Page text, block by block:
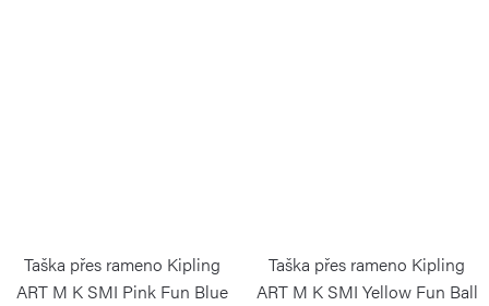
Taška přes rameno Kipling
ART M K SMI Pink Fun Blue
Taška přes rameno Kipling
ART M K SMI Yellow Fun Ball